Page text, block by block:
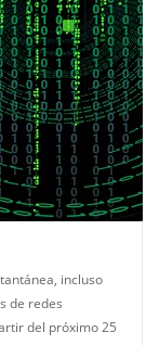
incluso
de redes
del próximo 25